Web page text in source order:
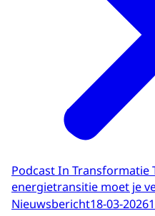
Podcast In Transformatie
energietransitie moet je
Nieuwsbericht18-03-2026